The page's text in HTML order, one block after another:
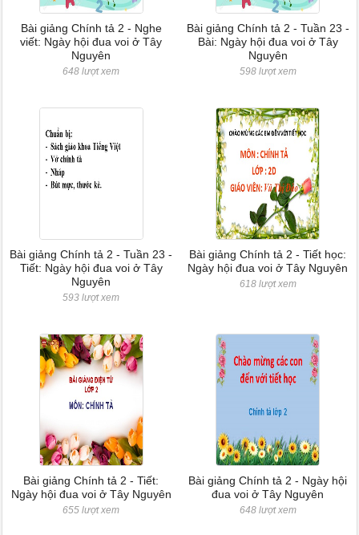
Bài giảng Chính tả 2 - Nghe
viết: Ngày hội đua voi ở Tây
Nguyên
648 lượt xem
Bài giảng Chính tả 2 - Tuần 23 -
Bài: Ngày hội đua voi ở Tây
Nguyên
598 lượt xem
Bài giảng Chính tả 2 - Tuần 23 -
Tiết: Ngày hội đua voi ở Tây
Nguyên
593 lượt xem
Bài giảng Chính tả 2 - Tiết học:
Ngày hội đua voi ở Tây Nguyên
618 lượt xem
Bài giảng Chính tả 2 - Tiết:
Ngày hội đua voi ở Tây Nguyên
655 lượt xem
Bài giảng Chính tả 2 - Ngày hội
đua voi ở Tây Nguyên
648 lượt xem